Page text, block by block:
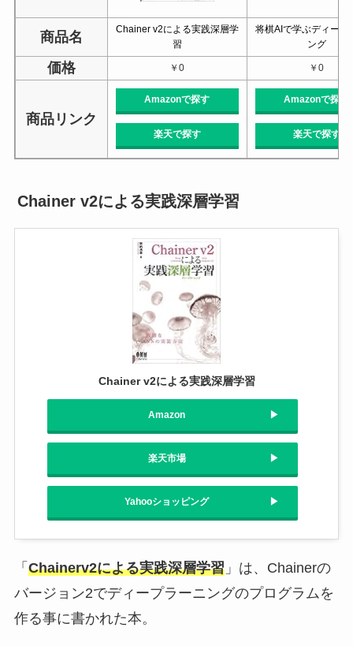
商品名
Chainer v2による実践深層学
習
将棋AIで学ぶディープ
ング
価格 ￥0 ￥0
商品リンク
Amazonで探す
楽天で探す
Amazonで探す
楽天で探す
Chainer v2による実践深層学習
Chainer v2による実践深層学習
Amazon
楽天市場
Yahooショッピング
「 Chainerv2による実践深層学習」は、Chainerの
バージョン2でディープラーニングのプログラムを
作る事に書かれた本。